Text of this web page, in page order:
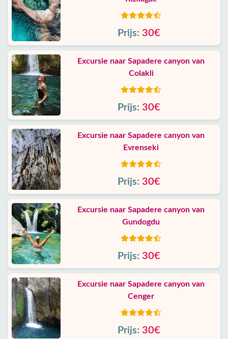
Prijs: 30€
Excursie naar Sapadere canyon van
Colakli
Prijs: 30€
Excursie naar Sapadere canyon van
Evrenseki
Prijs: 30€
Excursie naar Sapadere canyon van
Gundogdu
Prijs: 30€
Excursie naar Sapadere canyon van
Cenger
Prijs: 30€